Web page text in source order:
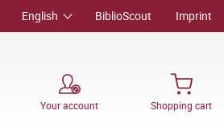
English BiblioScout Imprint
Your account Shopping cart